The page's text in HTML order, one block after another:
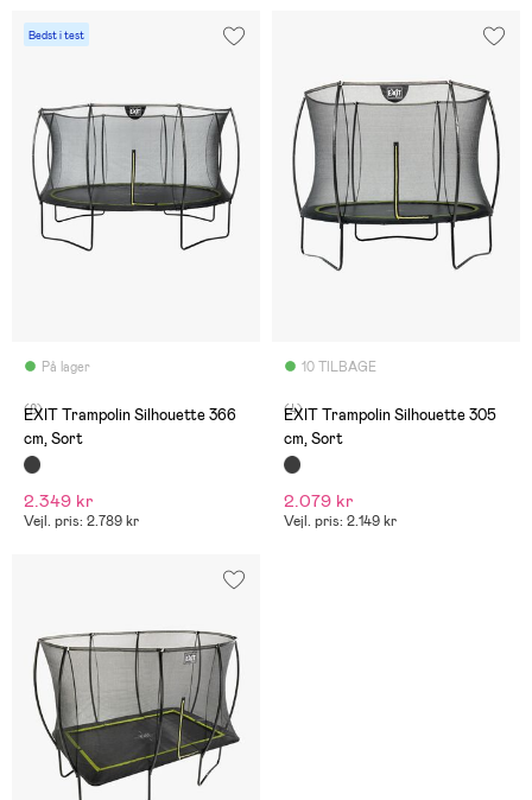
Bedst i test
På lager
(8)
EXIT Trampolin Silhouette 366
cm, Sort
2.349 kr
Vejl. pris: 2.789 kr
10 TILBAGE
(4)
EXIT Trampolin Silhouette 305
cm, Sort
2.079 kr
Vejl. pris: 2.149 kr